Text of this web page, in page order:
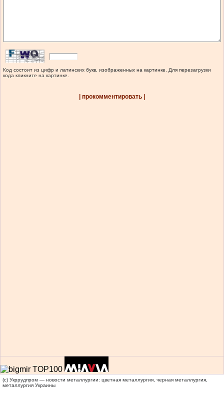
Код состоит из цифр и латинских букв, изображенных на картинке. Для перезагрузки
кода кликните на картинке.
| прокомментировать |
(c) Укррудпром — новости металлургии: цветная металлургия, черная металлургия,
металлургия Украины